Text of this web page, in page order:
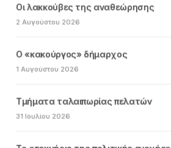
Οι λακκούβες της αναθεώρησης
2 Αυγούστου 2026
Ο «κακούργος» δήμαρχος
1 Αυγούστου 2026
Τμήματα ταλαιπωρίας πελατών
31 Ιουλίου 2026